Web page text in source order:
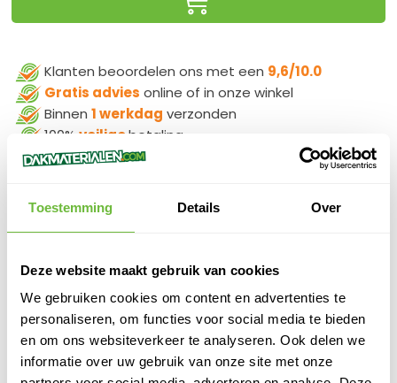
Toestemming Details Over
Deze website maakt gebruik van cookies
We gebruiken cookies om content en advertenties te
personaliseren, om functies voor social media te bieden
en om ons websiteverkeer te analyseren. Ook delen we
informatie over uw gebruik van onze site met onze
Klanten beoordelen ons met een 9,6/10.0
Gratis advies online of in onze winkel
Binnen 1 werkdag verzonden
100% veiligebetaling
SPECIFICATIES
SKU
811081
Verkoophoeveelheid
1
RESITRIX Prefab Vormstuk Sticker rond 190 mm